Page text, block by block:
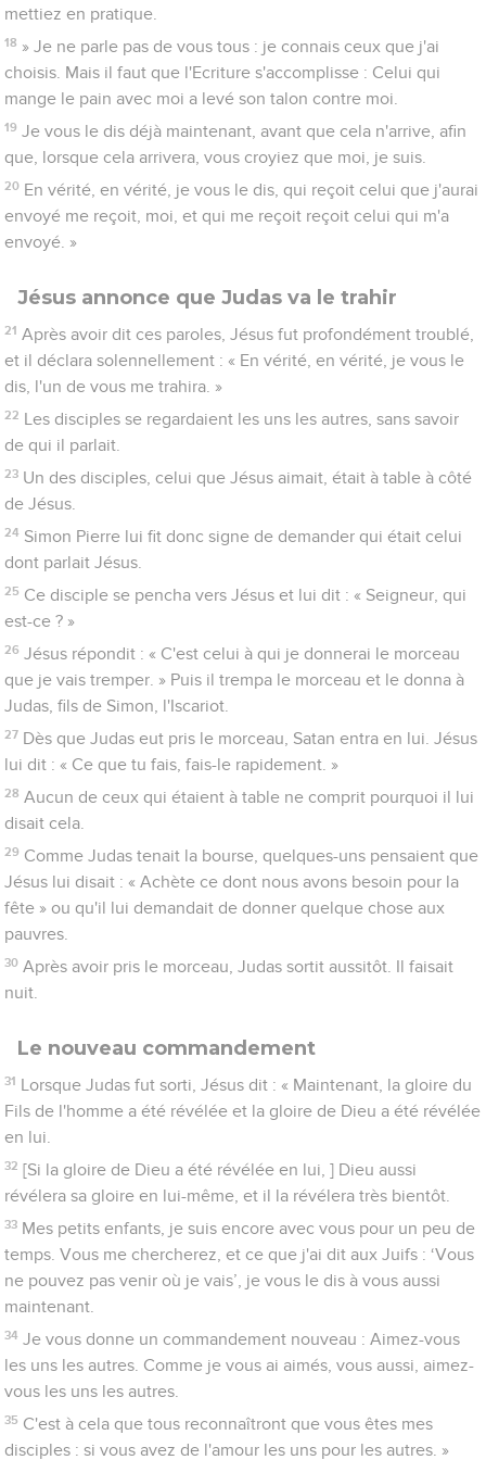
mettiez en pratique.
18 » Je ne parle pas de vous tous : je connais ceux que j'ai
choisis. Mais il faut que l'Ecriture s'accomplisse : Celui qui
mange le pain avec moi a levé son talon contre moi.
19 Je vous le dis déjà maintenant, avant que cela n'arrive, afin
que, lorsque cela arrivera, vous croyiez que moi, je suis.
20 En vérité, en vérité, je vous le dis, qui reçoit celui que j'aurai
envoyé me reçoit, moi, et qui me reçoit reçoit celui qui m'a
envoyé. »
Jésus annonce que Judas va le trahir
21 Après avoir dit ces paroles, Jésus fut profondément troublé,
et il déclara solennellement : « En vérité, en vérité, je vous le
dis, l'un de vous me trahira. »
22 Les disciples se regardaient les uns les autres, sans savoir
de qui il parlait.
23 Un des disciples, celui que Jésus aimait, était à table à côté
de Jésus.
24 Simon Pierre lui fit donc signe de demander qui était celui
dont parlait Jésus.
25 Ce disciple se pencha vers Jésus et lui dit : « Seigneur, qui
est-ce ? »
26 Jésus répondit : « C'est celui à qui je donnerai le morceau
que je vais tremper. » Puis il trempa le morceau et le donna à
Judas, fils de Simon, l'Iscariot.
27 Dès que Judas eut pris le morceau, Satan entra en lui. Jésus
lui dit : « Ce que tu fais, fais-le rapidement. »
28 Aucun de ceux qui étaient à table ne comprit pourquoi il lui
disait cela.
29 Comme Judas tenait la bourse, quelques-uns pensaient que
Jésus lui disait : « Achète ce dont nous avons besoin pour la
fête » ou qu'il lui demandait de donner quelque chose aux
pauvres.
30 Après avoir pris le morceau, Judas sortit aussitôt. Il faisait
nuit.
Le nouveau commandement
31 Lorsque Judas fut sorti, Jésus dit : « Maintenant, la gloire du
Fils de l'homme a été révélée et la gloire de Dieu a été révélée
en lui.
32 [Si la gloire de Dieu a été révélée en lui, ] Dieu aussi
révélera sa gloire en lui-même, et il la révélera très bientôt.
33 Mes petits enfants, je suis encore avec vous pour un peu de
temps. Vous me chercherez, et ce que j'ai dit aux Juifs : ‘Vous
ne pouvez pas venir où je vais’, je vous le dis à vous aussi
maintenant.
34 Je vous donne un commandement nouveau : Aimez-vous
les uns les autres. Comme je vous ai aimés, vous aussi, aimez-
vous les uns les autres.
35 C'est à cela que tous reconnaîtront que vous êtes mes
disciples : si vous avez de l'amour les uns pour les autres. »